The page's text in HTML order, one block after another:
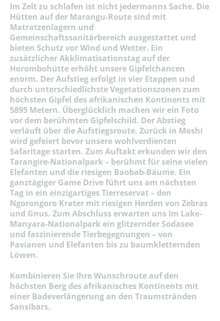
Im Zelt zu schlafen ist nicht jedermanns Sache. Die
Hütten auf der Marangu-Route sind mit
Matratzenlagern und
Gemeinschaftssanitärbereich ausgestattet und
bieten Schutz vor Wind und Wetter. Ein
zusätzlicher Akklimatisationstag auf der
Horombohütte erhöht unsere Gipfelchancen
enorm. Der Aufstieg erfolgt in vier Etappen und
durch unterschiedlichste Vegetationszonen zum
höchsten Gipfel des afrikanischen Kontinents mit
5895 Metern. Überglücklich machen wir ein Foto
vor dem berühmten Gipfelschild. Der Abstieg
verläuft über die Aufstiegsroute. Zurück in Moshi
wird gefeiert bevor unsere wohlverdienten
Safaritage starten. Zum Auftakt erkunden wir den
Tarangire-Nationalpark – berühmt für seine vielen
Elefanten und die riesigen Baobab-Bäume. Ein
ganztägiger Game Drive führt uns am nächsten
Tag in ein einzigartiges Tierreservat – den
Ngorongoro Krater mit riesigen Herden von Zebras
und Gnus. Zum Abschluss erwarten uns Im Lake-
Manyara-Nationalpark ein glitzernder Sodasee
und faszinierende Tierbegegnungen – von
Pavianen und Elefanten bis zu baumkletternden
Löwen.
Kombinieren Sie Ihre Wunschroute auf den
höchsten Berg des afrikanisches Kontinents mit
einer Badeverlängerung an den Traumstränden
Sansibars.